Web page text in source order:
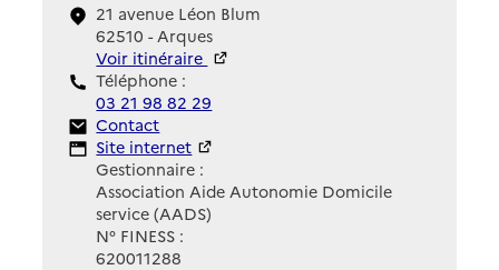
21 avenue Léon Blum
62510 - Arques
Voir itinéraire
Téléphone :
03 21 98 82 29
Contact
Contact
Site Internet
Site internet
Gestionnaire :
Association Aide Autonomie Domicile
service (AADS)
N° FINESS :
620011288